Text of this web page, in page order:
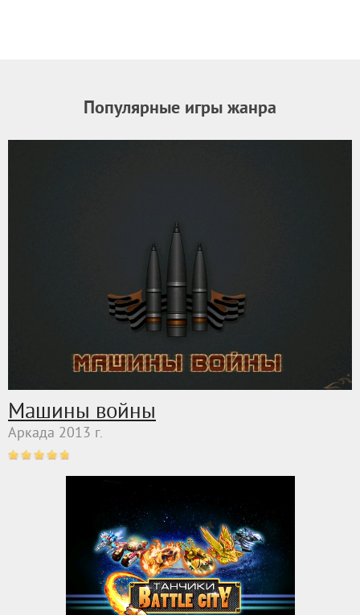
Популярные игры жанра
Машины войны
Аркада 2013 г.